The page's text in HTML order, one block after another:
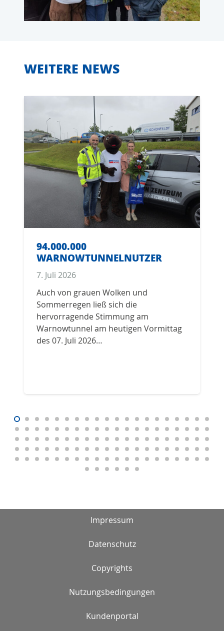
WEITERE NEWS
94.000.000
WARNOWTUNNELNUTZER
7. Juli 2026
Auch von grauen Wolken und
Sommerregen ließ sich die
hervorragende Stimmung am
Warnowtunnel am heutigen Vormittag
des 07. Juli 2026…
Impressum
Datenschutz
Copyrights
Nutzungsbedingungen
Kundenportal